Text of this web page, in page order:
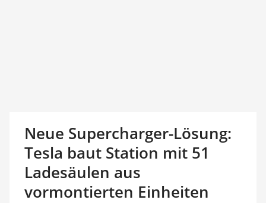
Neue Supercharger-Lösung:
Tesla baut Station mit 51
Ladesäulen aus
vormontierten Einheiten